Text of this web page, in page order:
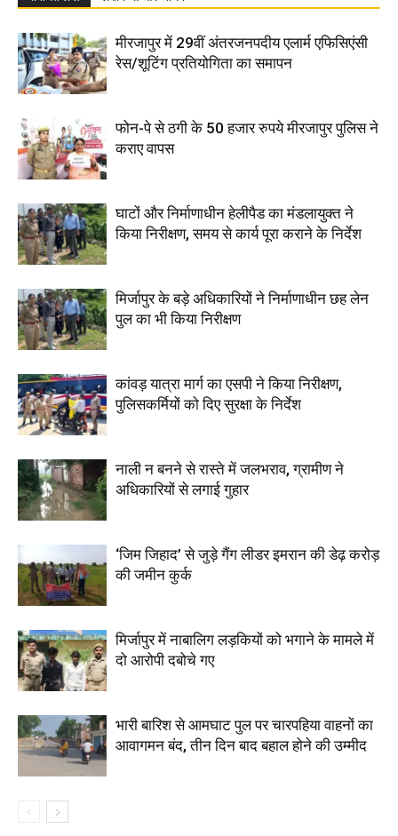
मीरजापुर में 29वीं अंतरजनपदीय एलार्म एफिसिएंसी
रेस/शूटिंग प्रतियोगिता का समापन
फोन-पे से ठगी के 50 हजार रुपये मीरजापुर पुलिस ने
कराए वापस
घाटों और निर्माणाधीन हेलीपैड का मंडलायुक्त ने
किया निरीक्षण, समय से कार्य पूरा कराने के निर्देश
मिर्जापुर के बड़े अधिकारियों ने निर्माणाधीन छह लेन
पुल का भी किया निरीक्षण
कांवड़ यात्रा मार्ग का एसपी ने किया निरीक्षण,
पुलिसकर्मियों को दिए सुरक्षा के निर्देश
नाली न बनने से रास्ते में जलभराव, ग्रामीण ने
अधिकारियों से लगाई गुहार
‘जिम जिहाद’ से जुड़े गैंग लीडर इमरान की डेढ़ करोड़
की जमीन कुर्क
मिर्जापुर में नाबालिग लड़कियों को भगाने के मामले में
दो आरोपी दबोचे गए
भारी बारिश से आमघाट पुल पर चारपहिया वाहनों का
आवागमन बंद, तीन दिन बाद बहाल होने की उम्मीद